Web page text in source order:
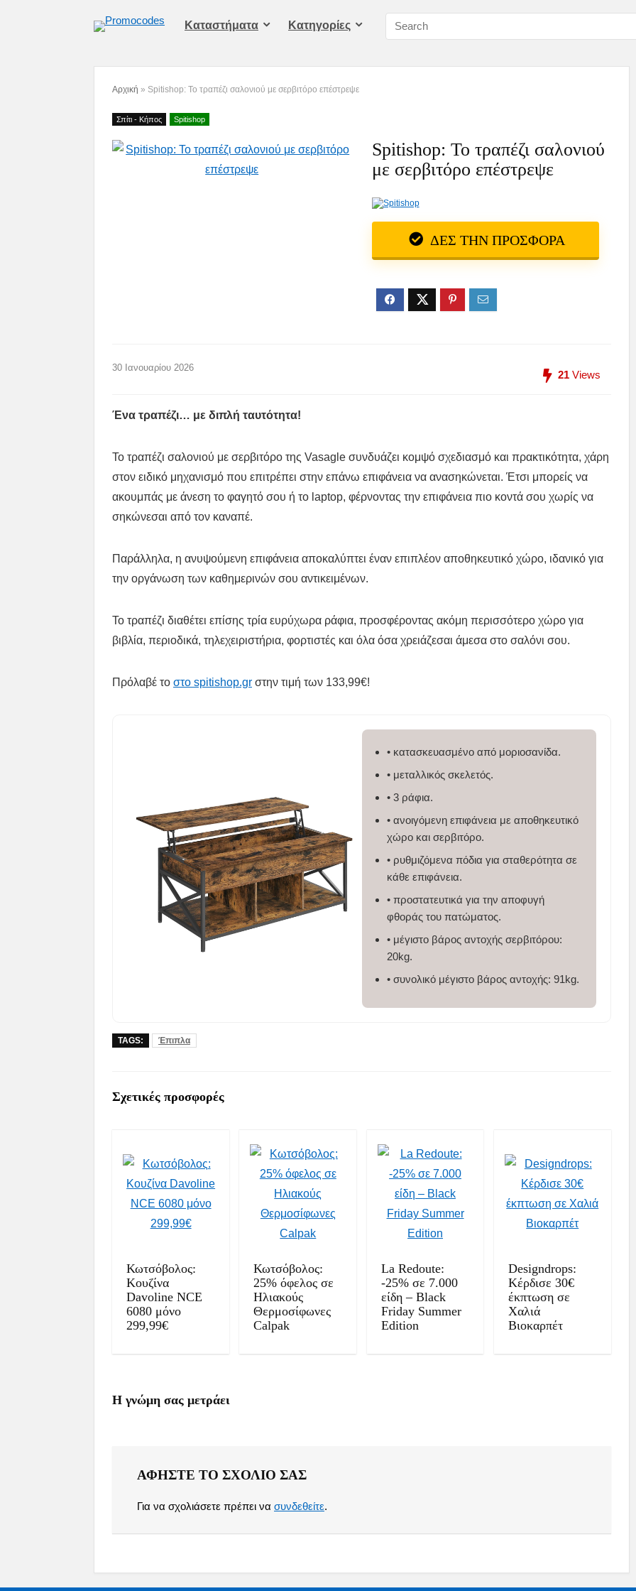
Καταστήματα Kατηγορίες
Αρχική » Spitishop: Το τραπέζι σαλονιού με σερβιτόρο επέστρεψε
Σπίτι - Κήπος Spitishop
Spitishop: Το τραπέζι σαλονιού
με σερβιτόρο επέστρεψε
ΔΕΣ ΤΗΝ ΠΡΟΣΦΟΡΑ
30 Ιανουαρίου 2026
21 Views
Ένα τραπέζι… με διπλή ταυτότητα!
Το τραπέζι σαλονιού με σερβιτόρο της Vasagle συνδυάζει κομψό σχεδιασμό και πρακτικότητα, χάρη
στον ειδικό μηχανισμό που επιτρέπει στην επάνω επιφάνεια να ανασηκώνεται. Έτσι μπορείς να
ακουμπάς με άνεση το φαγητό σου ή το laptop, φέρνοντας την επιφάνεια πιο κοντά σου χωρίς να
σηκώνεσαι από τον καναπέ.
Παράλληλα, η ανυψούμενη επιφάνεια αποκαλύπτει έναν επιπλέον αποθηκευτικό χώρο, ιδανικό για
την οργάνωση των καθημερινών σου αντικειμένων.
Το τραπέζι διαθέτει επίσης τρία ευρύχωρα ράφια, προσφέροντας ακόμη περισσότερο χώρο για
βιβλία, περιοδικά, τηλεχειριστήρια, φορτιστές και όλα όσα χρειάζεσαι άμεσα στο σαλόνι σου.
Πρόλαβέ το στο spitishop.gr στην τιμή των 133,99€!
• κατασκευασμένο από μοριοσανίδα.
• μεταλλικός σκελετός.
• 3 ράφια.
• ανοιγόμενη επιφάνεια με αποθηκευτικό
χώρο και σερβιτόρο.
• ρυθμιζόμενα πόδια για σταθερότητα σε
κάθε επιφάνεια.
• προστατευτικά για την αποφυγή
φθοράς του πατώματος.
• μέγιστο βάρος αντοχής σερβιτόρου:
20kg.
• συνολικό μέγιστο βάρος αντοχής: 91kg.
TAGS: Έπιπλα
Σχετικές προσφορές
Κωτσόβολος:
Κουζίνα
Davoline NCE
6080 μόνο
299,99€
Κωτσόβολος:
25% όφελος σε
Ηλιακούς
Θερμοσίφωνες
Calpak
La Redoute:
-25% σε 7.000
είδη – Black
Friday Summer
Edition
Designdrops:
Κέρδισε 30€
έκπτωση σε
Χαλιά
Βιοκαρπέτ
Η γνώμη σας μετράει
ΑΦΉΣΤΕ ΤΟ ΣΧΌΛΙΟ ΣΑΣ
Για να σχολιάσετε πρέπει να συνδεθείτε.